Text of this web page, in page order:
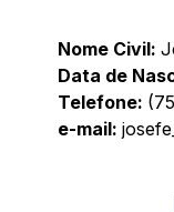
Nome Civil:
Data de
Telefone:
e-mail: